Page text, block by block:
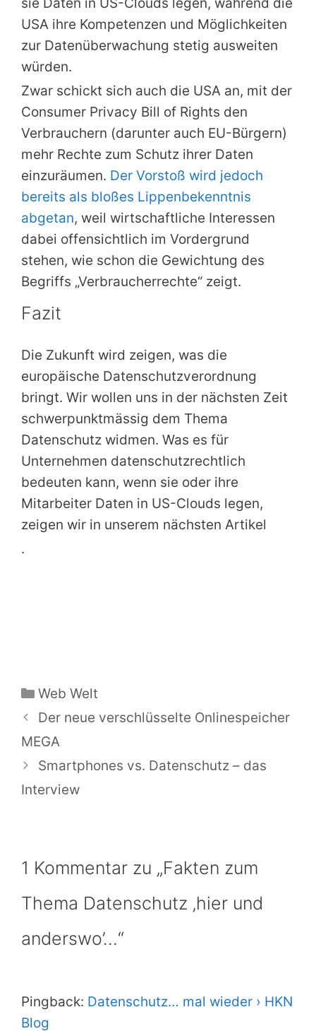
sie Daten in US-Clouds legen, während die
USA ihre Kompetenzen und Möglichkeiten
zur Datenüberwachung stetig ausweiten
würden.
Zwar schickt sich auch die USA an, mit der
Consumer Privacy Bill of Rights den
Verbrauchern (darunter auch EU-Bürgern)
mehr Rechte zum Schutz ihrer Daten
einzuräumen. Der Vorstoß wird jedoch
bereits als bloßes Lippenbekenntnis
abgetan, weil wirtschaftliche Interessen
dabei offensichtlich im Vordergrund
stehen, wie schon die Gewichtung des
Begriffs „Verbraucherrechte“ zeigt.
Fazit
Die Zukunft wird zeigen, was die
europäische Datenschutzverordnung
bringt. Wir wollen uns in der nächsten Zeit
schwerpunktmässig dem Thema
Datenschutz widmen. Was es für
Unternehmen datenschutzrechtlich
bedeuten kann, wenn sie oder ihre
Mitarbeiter Daten in US-Clouds legen,
zeigen wir in unserem nächsten Artikel
.
Kategorien
Web Welt
Der neue verschlüsselte Onlinespeicher
MEGA
Smartphones vs. Datenschutz – das
Interview
1 Kommentar zu „Fakten zum
Thema Datenschutz ‚hier und
anderswo’…“
Pingback: Datenschutz… mal wieder › HKN
Blog